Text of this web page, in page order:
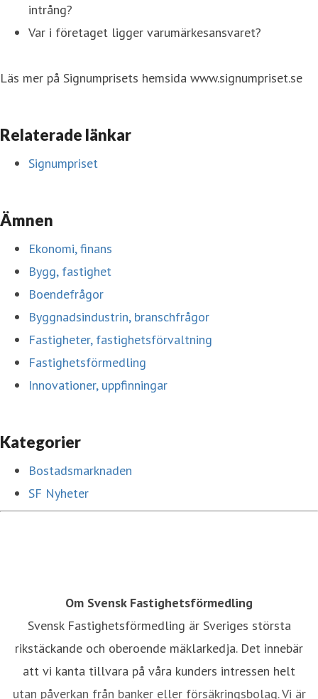
intrång?
Var i företaget ligger varumärkesansvaret?
Läs mer på Signumprisets hemsida www.signumpriset.se
Relaterade länkar
Signumpriset
Ämnen
Ekonomi, finans
Bygg, fastighet
Boendefrågor
Byggnadsindustrin, branschfrågor
Fastigheter, fastighetsförvaltning
Fastighetsförmedling
Innovationer, uppfinningar
Kategorier
Bostadsmarknaden
SF Nyheter
Om Svensk Fastighetsförmedling
Svensk Fastighetsförmedling är Sveriges största
rikstäckande och oberoende mäklarkedja. Det innebär
att vi kanta tillvara på våra kunders intressen helt
utan påverkan från banker eller försäkringsbolag. Vi är